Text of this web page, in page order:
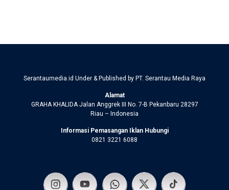
Serantaumedia.id Under & Published by PT. Serantau Media Raya
Alamat
GRAHA KHALIDA Jalan Anggrek III No. 7-B Pekanbaru 28297
Riau – Indonesia
Informasi Pemasangan Iklan Hubungi
0821 3221 6088